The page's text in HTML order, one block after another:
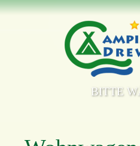
BITTE